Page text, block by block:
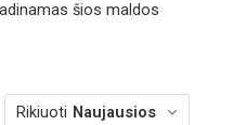
šios maldos
Rikiuoti Naujausios